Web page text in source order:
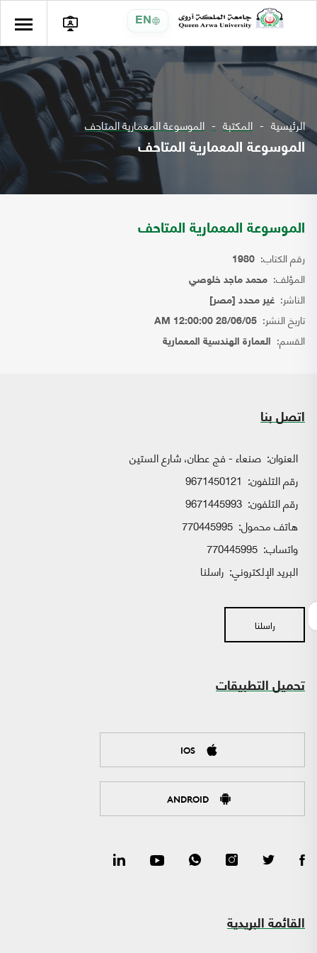
EN
الرئيسية المكتبة الموسوعة المعمارية المتاحف
الموسوعة المعمارية المتاحف
الموسوعة المعمارية المتاحف
رقم الكتاب: 1980
المؤلف: محمد ماجد خلوصي
الناشر: غير محدد [مصر]
تاريخ النشر: 28/06/05 12:00:00 AM
القسم: العمارة الهندسية المعمارية
اتصل بنا
العنوان: صنعاء - فج عطان، شارع الستين
رقم التلفون: 9671450121
رقم التلفون: 9671445993
هاتف محمول: 770445995
واتساب:
البريد الإلكتروني: راسلنا
راسلنا
تحميل التطبيقات
IOS
ANDROID
القائمة البريدية